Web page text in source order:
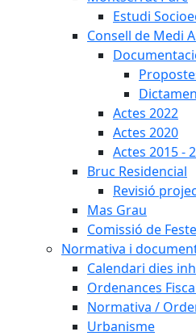
Estudi
Consell de Medi
Dictamen
Actes 2022
Actes 2020
Actes 2015 -
Bruc Residencial
Revisió
Mas Grau
Comissió de
Normativa i
Calendari dies
Ordenances
Normativa /
Urbanisme